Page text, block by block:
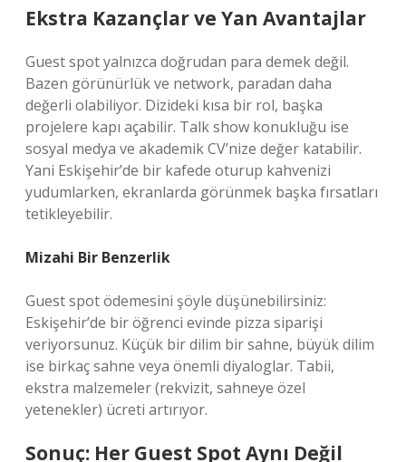
Ekstra Kazançlar ve Yan Avantajlar
Guest spot yalnızca doğrudan para demek değil.
Bazen görünürlük ve network, paradan daha
değerli olabiliyor. Dizideki kısa bir rol, başka
projelere kapı açabilir. Talk show konukluğu ise
sosyal medya ve akademik CV’nize değer katabilir.
Yani Eskişehir’de bir kafede oturup kahvenizi
yudumlarken, ekranlarda görünmek başka fırsatları
tetikleyebilir.
Mizahi Bir Benzerlik
Guest spot ödemesini şöyle düşünebilirsiniz:
Eskişehir’de bir öğrenci evinde pizza siparişi
veriyorsunuz. Küçük bir dilim bir sahne, büyük dilim
ise birkaç sahne veya önemli diyaloglar. Tabii,
ekstra malzemeler (rekvizit, sahneye özel
yetenekler) ücreti artırıyor.
Sonuç: Her Guest Spot Aynı Değil